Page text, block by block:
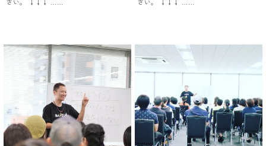
さい。 ↓↓↓ …… さい。 ↓↓↓ ……